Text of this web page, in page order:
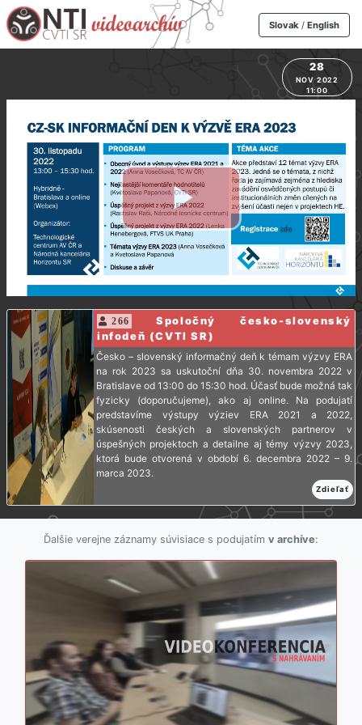
Slovak/ English
28
NOV 2022
11:00
266
Spoločný česko-slovenský
infodeň (CVTI SR)
Česko – slovenský informačný deň k témam výzvy ERA
na rok 2023 sa uskutoční dňa 30. novembra 2022 v
Bratislave od 13:00 do 15:30 hod. Účasť bude možná tak
fyzicky (doporučujeme), ako aj online. Na podujatí
predstavíme výstupy výziev ERA 2021 a 2022,
skúsenosti českých a slovenských partnerov v
úspešných projektoch a detailne aj témy výzvy 2023,
ktorá bude otvorená v období 6. decembra 2022 – 9.
marca 2023.
Zdieľať
Ďalšie verejne záznamy súvisiace s podujatím v archíve: